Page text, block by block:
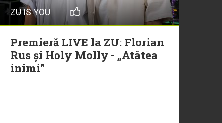
ZU IS YOU
Premieră LIVE la ZU: Florian
Rus și Holy Molly - „Atâtea
inimi”